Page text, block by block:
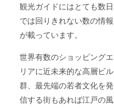
観光ガイドにはとても数日
では回りきれない数の情報
が載っています。
世界有数のショッピングエ
リアに近未来的な高層ビル
群、最先端の若者文化を発
信する街もあれば江戸の風